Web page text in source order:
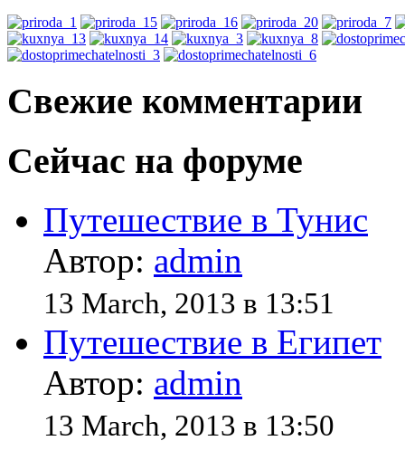
Свежие комментарии
Сейчас на форуме
Путешествие в Тунис
Автор: admin
13 March, 2013 в 13:51
Путешествие в Египет
Автор: admin
13 March, 2013 в 13:50